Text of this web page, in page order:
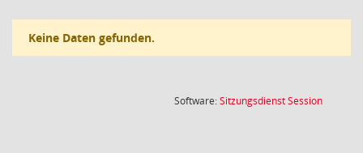
Keine Daten gefunden.
Software:SitzungsdienstSession(Wird in